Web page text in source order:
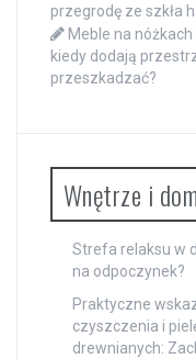
przegrodę ze szkła
Meble na
kiedy dodają
przeszkadzać?
Wnętrze i
Strefa relaksu w
na odpoczynek?
Praktyczne
czyszczenia i
drewnianych: